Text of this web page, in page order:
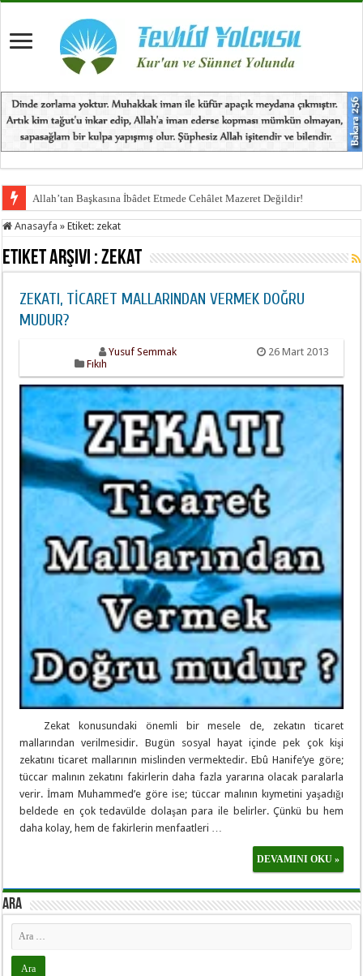
Allah’tan Başkasına İbâdet Etmede Cehâlet Mazeret Değildir!
Anasayfa » Etiket: zekat
Etiket Arşivi :zekat
ZEKATI, TİCARET MALLARINDAN VERMEK DOĞRU
MUDUR?
Yusuf Semmak
26 Mart 2013
Fıkıh
Zekat konusundaki önemli bir mesele de, zekatın ticaret
mallarından verilmesidir. Bugün sosyal hayat içinde pek çok kişi
zekatını ticaret mallarının mislinden vermektedir. Ebû Hanife’ye göre;
tüccar malının zekatını fakirlerin daha fazla yararına olacak paralarla
verir. İmam Muhammed’e göre ise; tüccar malının kıymetini yaşadığı
beldede en çok tedavülde dolaşan para ile belirler. Çünkü bu hem
daha kolay, hem de fakirlerin menfaatleri …
DEVAMINI OKU »
ARA